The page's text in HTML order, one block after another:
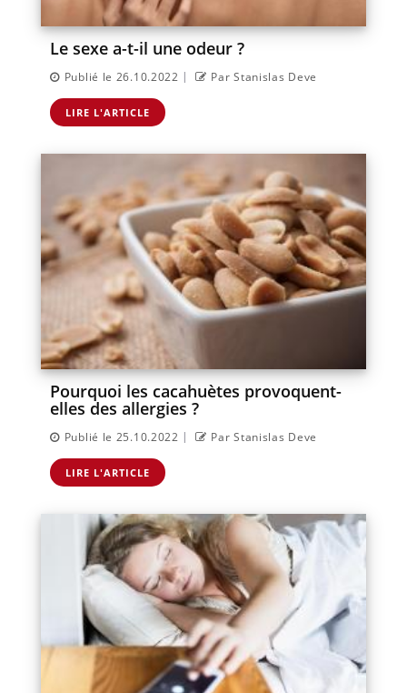
Le sexe a-t-il une odeur ?
Publié le 26.10.2022 | Par Stanislas Deve
LIRE L'ARTICLE
Pourquoi les cacahuètes provoquent-
elles des allergies ?
Publié le 25.10.2022 | Par Stanislas Deve
LIRE L'ARTICLE